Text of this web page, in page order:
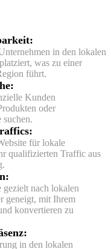
in den lokalen
was zu einer
führt.
Kunden
oder
für lokale
qualifizierten Traffic aus
gezielt nach lokalen
geneigt, mit Ihrem
konvertieren zu
in den lokalen